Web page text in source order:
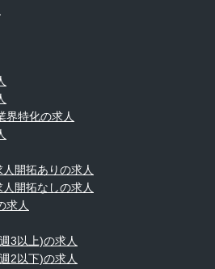
界特化の求人
開拓ありの求人
開拓なしの求人
求人
3以上)の求人
2以下)の求人